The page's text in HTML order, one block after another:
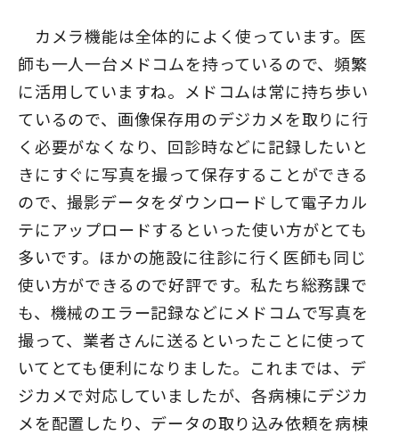
カメラ機能は全体的によく使っています。医
師も一人一台メドコムを持っているので、頻繁
に活用していますね。メドコムは常に持ち歩い
ているので、画像保存用のデジカメを取りに行
く必要がなくなり、回診時などに記録したいと
きにすぐに写真を撮って保存することができる
ので、撮影データをダウンロードして電子カル
テにアップロードするといった使い方がとても
多いです。ほかの施設に往診に行く医師も同じ
使い方ができるので好評です。私たち総務課で
も、機械のエラー記録などにメドコムで写真を
撮って、業者さんに送るといったことに使って
いてとても便利になりました。これまでは、デ
ジカメで対応していましたが、各病棟にデジカ
メを配置したり、データの取り込み依頼を病棟